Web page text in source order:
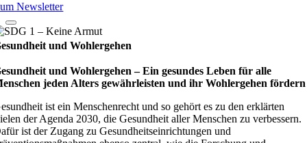
Newsletter
und Wohlergehen
und Wohlergehen – Ein gesundes Leben für alle
jeden Alters gewährleisten und ihr Wohlergehen fördern
ist ein Menschenrecht und so gehört es zu den erklärten
der Agenda 2030, die Gesundheit aller Menschen zu verbessern.
ist der Zugang zu Gesundheitseinrichtungen und